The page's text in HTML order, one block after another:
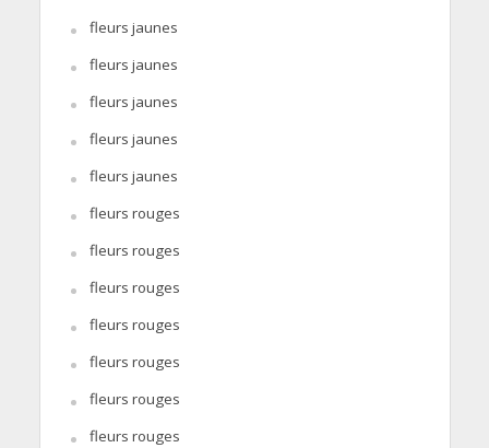
fleurs jaunes
fleurs jaunes
fleurs jaunes
fleurs jaunes
fleurs jaunes
fleurs rouges
fleurs rouges
fleurs rouges
fleurs rouges
fleurs rouges
fleurs rouges
fleurs rouges